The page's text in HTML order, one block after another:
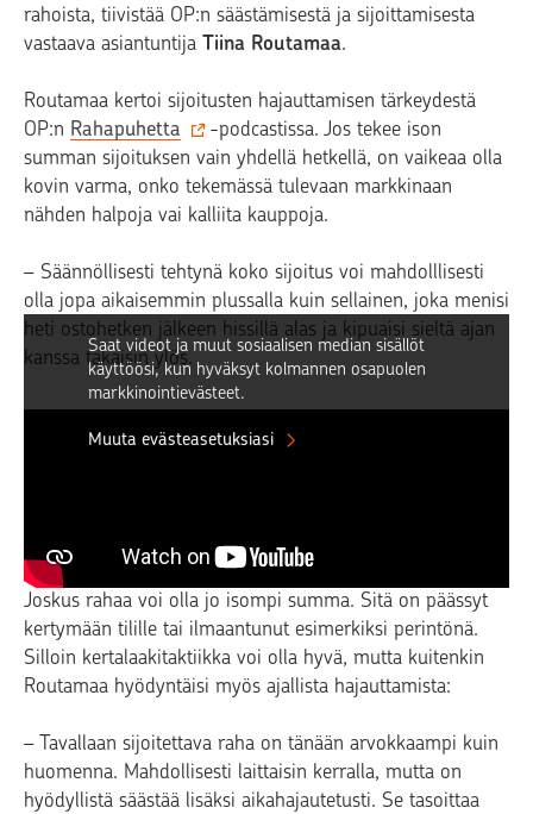
rahoista, tiivistää OP:n säästämisestä ja sijoittamisesta
vastaava asiantuntija Tiina Routamaa.
Routamaa kertoi sijoitusten hajauttamisen tärkeydestä
OP:n Rahapuhetta
-podcastissa. Jos tekee ison
summan sijoituksen vain yhdellä hetkellä, on vaikeaa olla
kovin varma, onko tekemässä tulevaan markkinaan
nähden halpoja vai kalliita kauppoja.
– Säännöllisesti tehtynä koko sijoitus voi mahdolllisesti
olla jopa aikaisemmin plussalla kuin sellainen, joka menisi
heti ostohetken jälkeen hissillä alas ja kipuaisi sieltä ajan
kanssa takaisin ylös.
Saat videot ja muut sosiaalisen median sisällöt
käyttöösi, kun hyväksyt kolmannen osapuolen
markkinointievästeet.
Muuta evästeasetuksiasi
Entä silloin, kun rahaa on jo tukko?
Joskus rahaa voi olla jo isompi summa. Sitä on päässyt
kertymään tilille tai ilmaantunut esimerkiksi perintönä.
Silloin kertalaakitaktiikka voi olla hyvä, mutta kuitenkin
Routamaa hyödyntäisi myös ajallista hajauttamista:
– Tavallaan sijoitettava raha on tänään arvokkaampi kuin
huomenna. Mahdollisesti laittaisin kerralla, mutta on
hyödyllistä säästää lisäksi aikahajautetusti. Se tasoittaa